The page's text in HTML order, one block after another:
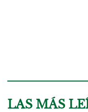
LAS MÁS